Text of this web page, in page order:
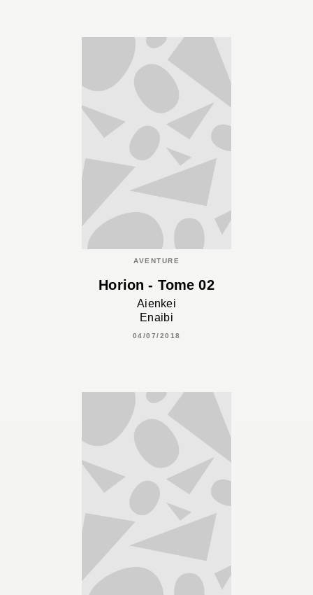
AVENTURE
Horion - Tome 02
Aienkei
Enaibi
04/07/2018